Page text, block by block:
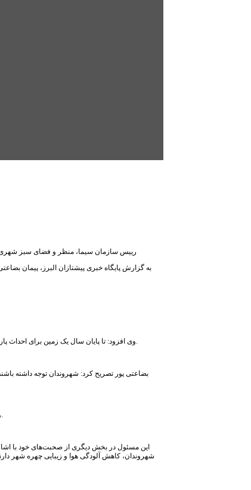
رییس سازمان سیما، منظر و فضای سبز
به گزارش پایگاه خبری پیشتازان البرز، پیمان
وی افزود: تا پایان سال یک زمین برای احداث پارک در منطقه ۵ که یکی از کم برخوردارترین مناطق کرج از لحاظ سرانه فضای سبز است، تملک می‌شود و ۷۰ درصد عملیات احداث آن به اتمام می‌رسد.
بضاعتی پور تصریح کرد: شهروندان توجه داشته
وی ادامه داد: توزیع عادلانه فضای سبز در محلات یک ضرورت است و همه شهروندان حق برخورداری از فضاهای سبز استاندارد و مناسب شهری را دارند.
این مسئول در بخش دیگری از صحبت‌های خود با
شهروندان، کاهش آلودگی هوا و زیبایی چهره شهر